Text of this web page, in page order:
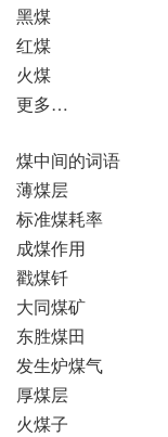
黑煤
红煤
火煤
更多…
煤中间的词语
薄煤层
标准煤耗率
成煤作用
戳煤钎
大同煤矿
东胜煤田
发生炉煤气
厚煤层
火煤子